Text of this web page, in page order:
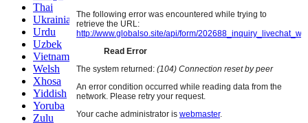
Thai
Ukrainian
Urdu
Uzbek
Vietnamese
Welsh
Xhosa
Yiddish
Yoruba
Zulu